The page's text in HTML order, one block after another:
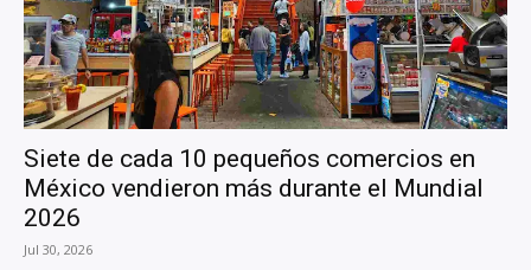
Siete de cada 10 pequeños comercios en
México vendieron más durante el Mundial
2026
Jul 30, 2026